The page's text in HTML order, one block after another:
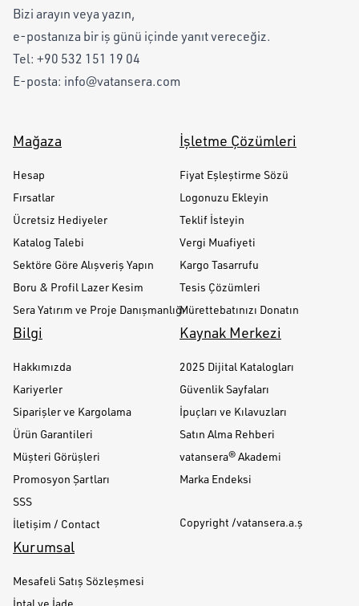
Bizi arayın veya yazın,
e-postanıza bir iş günü içinde yanıt vereceğiz.
Tel: +90 532 151 19 04
E-posta: info@vatansera.com
Mağaza
Hesap
Fırsatlar
Ücretsiz Hediyeler
Katalog Talebi
Sektöre Göre Alışveriş Yapın
Boru & Profil Lazer Kesim
Sera Yatırım ve Proje Danışmanlığı
İşletme Çözümleri
Fiyat Eşleştirme Sözü
Logonuzu Ekleyin
Teklif İsteyin
Vergi Muafiyeti
Kargo Tasarrufu
Tesis Çözümleri
Mürettebatınızı Donatın
Bilgi
Hakkımızda
Kariyerler
Siparişler ve Kargolama
Ürün Garantileri
Müşteri Görüşleri
Promosyon Şartları
SSS
İletişim / Contact
Kaynak Merkezi
2025 Dijital Katalogları
Güvenlik Sayfaları
İpuçları ve Kılavuzları
Satın Alma Rehberi
vatansera® Akademi
Marka Endeksi
Copyright /vatansera.a.ş
Kurumsal
Mesafeli Satış Sözleşmesi
İptal ve İade